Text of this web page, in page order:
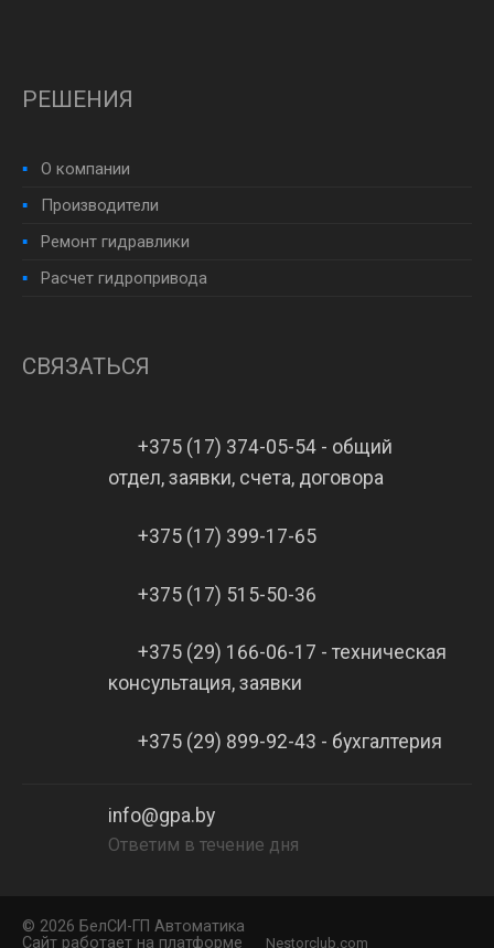
РЕШЕНИЯ
О компании
Производители
Ремонт гидравлики
Расчет гидропривода
СВЯЗАТЬСЯ
+375 (17) 374-05-54 - общий
отдел, заявки, счета, договора
+375 (17) 399-17-65
+375 (17) 515-50-36
+375 (29) 166-06-17 - техническая
консультация, заявки
+375 (29) 899-92-43 - бухгалтерия
info@gpa.by
Ответим в течение дня
© 2026 БелCИ-ГП Автоматика
Сайт работает на платформе
Nestorclub.com